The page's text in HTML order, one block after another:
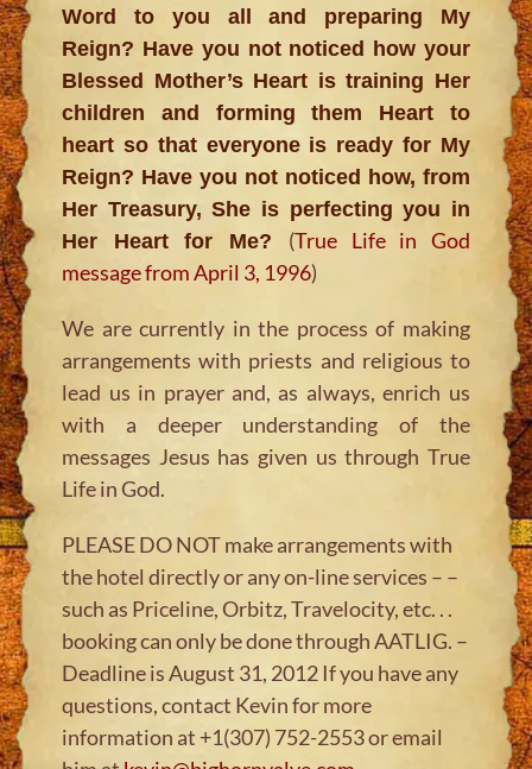
Word to you all and preparing My
Reign? Have you not noticed how your
Blessed Mother’s Heart is training Her
children and forming them Heart to
heart so that everyone is ready for My
Reign? Have you not noticed how, from
Her Treasury, She is perfecting you in
Her Heart for Me? (True Life in God
message from April 3, 1996)
We are currently in the process of making
arrangements with priests and religious to
lead us in prayer and, as always, enrich us
with a deeper understanding of the
messages Jesus has given us through True
Life in God.
PLEASE DO NOT make arrangements with
the hotel directly or any on-line services – –
such as Priceline, Orbitz, Travelocity, etc. . .
booking can only be done through AATLIG. –
Deadline is August 31, 2012 If you have any
questions, contact Kevin for more
information at +1(307) 752-2553 or email